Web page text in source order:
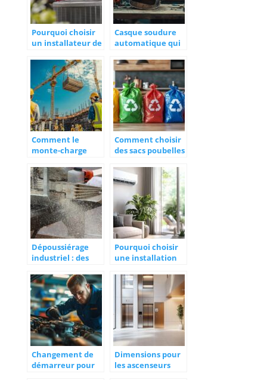
Pourquoi choisir
un installateur de
professionnel
pour votre
confort
thermique
Casque soudure
automatique qui
plus : Explications
techniques et
conseils de
maintenance
preventive
Comment le
monte-charge
chantier
révolutionne
l’ergonomie sur
vos projets
Comment choisir
des sacs poubelles
adaptés à vos
besoins
Dépoussiérage
industriel : des
modernes pour
limiter les risques
liés à la poussière
Pourquoi choisir
une installation
La Rochelle pour
un confort
optimal
Changement de
démarreur pour
Dimensions pour
les ascenseurs